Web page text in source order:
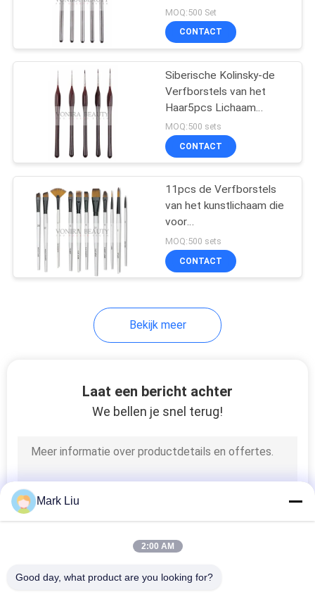
De Borstelreeks van
de reismake-up
De Inzameling van
de make-upborstel
Individuele Make-
De Borstels van de
lichaamsverf
Acrylhandvat van de
Verfborstels
Prokunstenaars die het
MOQ:500 Set
CONTACT
Siberische Kolinsky-de
Verfborstels van het
Haar5pcs Lichaam
geplaatst Acrylhandvat
MOQ:500 sets
CONTACT
11pcs de Verfborstels
van het kunstlichaam die
voor
Olieverfschilderij/Ambacht,
Spijker, Gezichtsverf
worden geplaatst
MOQ:500 sets
CONTACT
Bekijk meer
Laat een bericht achter
We bellen je snel terug!
Mark Liu
2:00 AM
Good day, what product are you looking for?